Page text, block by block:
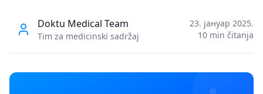
Doktu Medical Team
Tim za medicinski sadržaj
23. јануар 2025.
10 min čitanja